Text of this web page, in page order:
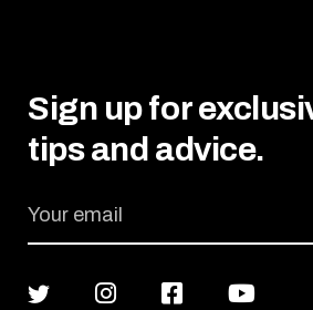
Sign up for
tips and advice.